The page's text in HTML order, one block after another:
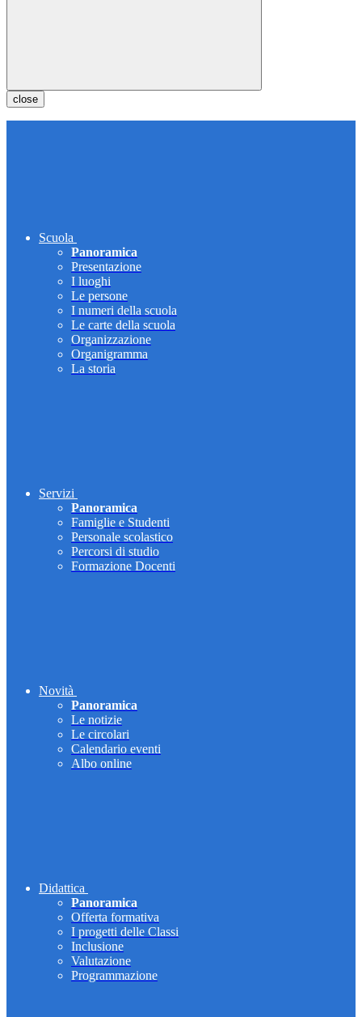
close
Scuola
Panoramica
Presentazione
I luoghi
Le persone
I numeri della scuola
Le carte della scuola
Organizzazione
Organigramma
La storia
Servizi
Panoramica
Famiglie e Studenti
Personale scolastico
Percorsi di studio
Formazione Docenti
Novità
Panoramica
Le notizie
Le circolari
Calendario eventi
Albo online
Didattica
Panoramica
Offerta formativa
I progetti delle Classi
Inclusione
Valutazione
Programmazione